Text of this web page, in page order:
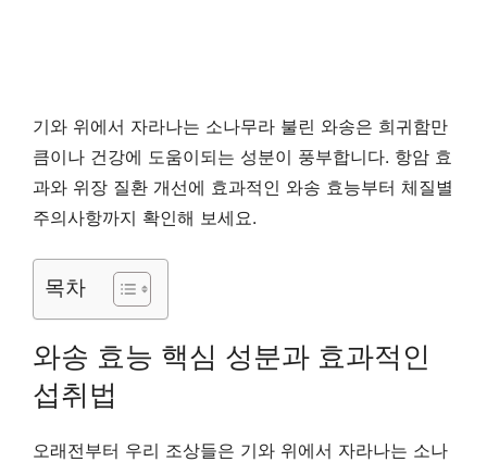
기와 위에서 자라나는 소나무라 불린 와송은 희귀함만
큼이나 건강에 도움이되는 성분이 풍부합니다. 항암 효
과와 위장 질환 개선에 효과적인 와송 효능부터 체질별
주의사항까지 확인해 보세요.
목차
와송 효능 핵심 성분과 효과적인
섭취법
오래전부터 우리 조상들은 기와 위에서 자라나는 소나